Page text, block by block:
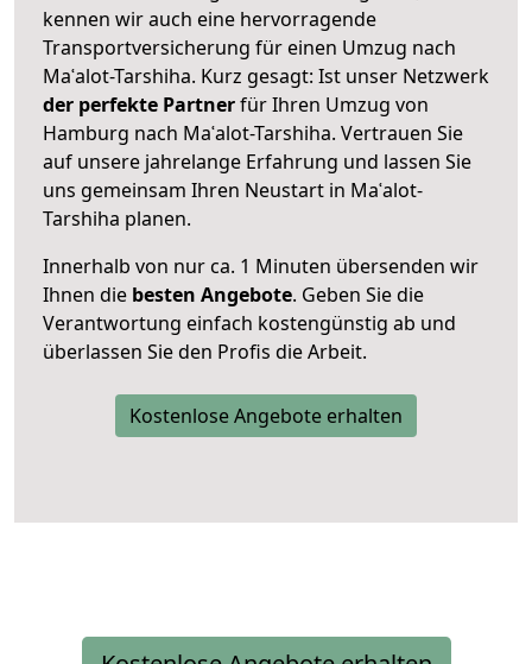
kennen wir auch eine hervorragende
Transportversicherung für einen Umzug nach
Maʿalot-Tarshiha. Kurz gesagt: Ist unser Netzwerk
der perfekte Partnerfür Ihren Umzug von
Hamburg nach Maʿalot-Tarshiha. Vertrauen Sie
auf unsere jahrelange Erfahrung und lassen Sie
uns gemeinsam Ihren Neustart in Maʿalot-
Tarshiha planen.
Innerhalb von nur ca. 1 Minuten übersenden wir
Ihnen die besten Angebote. Geben Sie die
Verantwortung einfach kostengünstig ab und
überlassen Sie den Profis die Arbeit.
Kostenlose Angebote erhalten